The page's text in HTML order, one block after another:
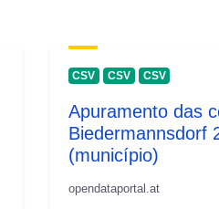
CSV CSV CSV
Apuramento das
Biedermannsdorf
(município)
opendataportal.at